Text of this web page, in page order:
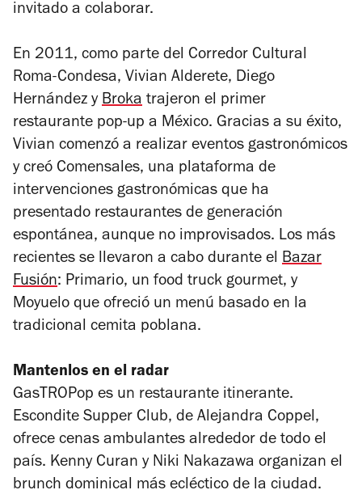
invitado a colaborar.
En 2011, como parte del Corredor Cultural
Roma-Condesa, Vivian Alderete, Diego
Hernández y Broka trajeron el primer
restaurante pop-up a México. Gracias a su éxito,
Vivian comenzó a realizar eventos gastronómicos
y creó Comensales, una plataforma de
intervenciones gastronómicas que ha
presentado restaurantes de generación
espontánea, aunque no improvisados. Los más
recientes se llevaron a cabo durante el Bazar
Fusión: Primario, un food truck gourmet, y
Moyuelo que ofreció un menú basado en la
tradicional cemita poblana.
Mantenlos en el radar
GasTROPop es un restaurante itinerante.
Escondite Supper Club, de Alejandra Coppel,
ofrece cenas ambulantes alrededor de todo el
país. Kenny Curan y Niki Nakazawa organizan el
brunch dominical más ecléctico de la ciudad.